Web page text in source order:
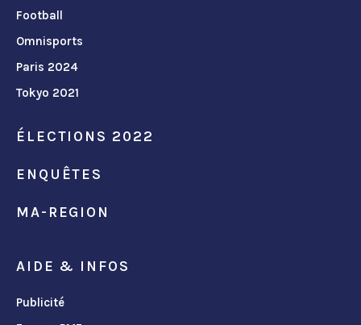
Football
Omnisports
Paris 2024
Tokyo 2021
ÉLECTIONS 2022
ENQUÊTES
MA-REGION
AIDE & INFOS
Publicité